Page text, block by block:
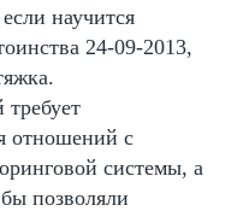
научится
24-09-2013,
отношений с
системы, а
позволяли